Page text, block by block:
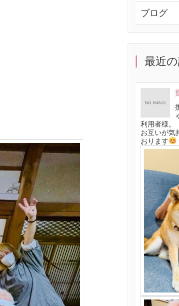
ブログ
最近
利用者様。
お互いが気
おります